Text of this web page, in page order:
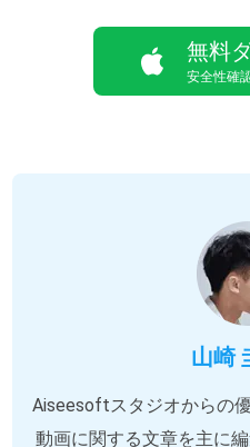
無料
安全性確
山崎
Aiseesoftスタジオからの
動画に関する文章を主に